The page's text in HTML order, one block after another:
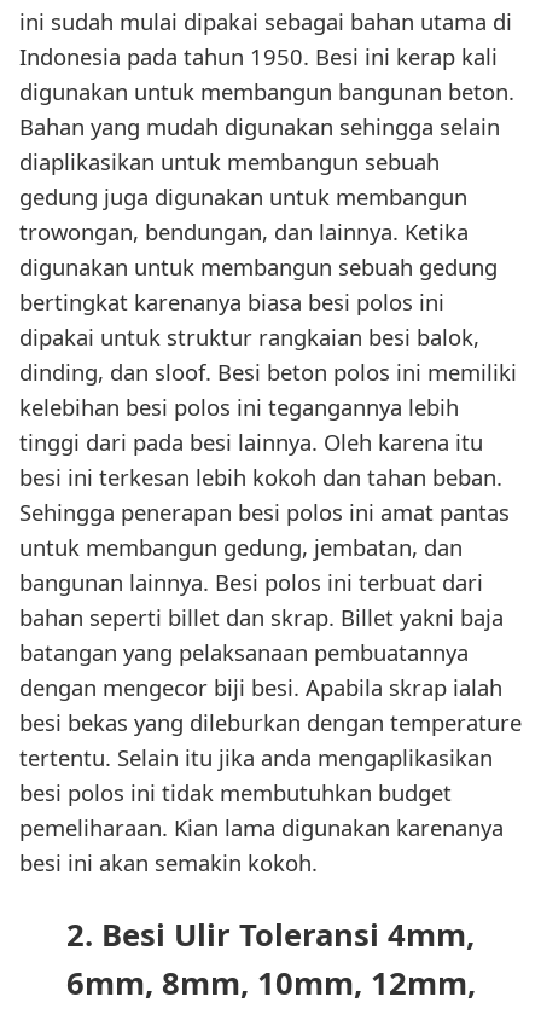
ini sudah mulai dipakai sebagai bahan utama di
Indonesia pada tahun 1950. Besi ini kerap kali
digunakan untuk membangun bangunan beton.
Bahan yang mudah digunakan sehingga selain
diaplikasikan untuk membangun sebuah
gedung juga digunakan untuk membangun
trowongan, bendungan, dan lainnya. Ketika
digunakan untuk membangun sebuah gedung
bertingkat karenanya biasa besi polos ini
dipakai untuk struktur rangkaian besi balok,
dinding, dan sloof. Besi beton polos ini memiliki
kelebihan besi polos ini tegangannya lebih
tinggi dari pada besi lainnya. Oleh karena itu
besi ini terkesan lebih kokoh dan tahan beban.
Sehingga penerapan besi polos ini amat pantas
untuk membangun gedung, jembatan, dan
bangunan lainnya. Besi polos ini terbuat dari
bahan seperti billet dan skrap. Billet yakni baja
batangan yang pelaksanaan pembuatannya
dengan mengecor biji besi. Apabila skrap ialah
besi bekas yang dileburkan dengan temperature
tertentu. Selain itu jika anda mengaplikasikan
besi polos ini tidak membutuhkan budget
pemeliharaan. Kian lama digunakan karenanya
besi ini akan semakin kokoh.
2. Besi Ulir Toleransi 4mm,
6mm, 8mm, 10mm, 12mm,